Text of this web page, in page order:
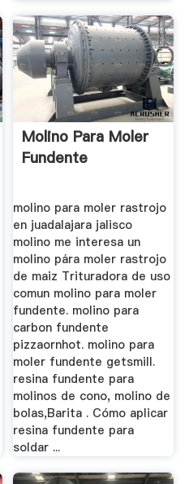
Molino Para Moler
Fundente
molino para moler rastrojo
en juadalajara jalisco
molino me interesa un
molino pára moler rastrojo
de maiz Trituradora de uso
comun molino para moler
fundente. molino para
carbon fundente
pizzaornhot. molino para
moler fundente getsmill.
resina fundente para
molinos de cono, molino de
bolas,Barita . Cómo aplicar
resina fundente para
soldar ...